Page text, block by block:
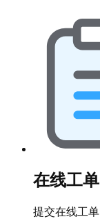
在线工单
提交在线工单